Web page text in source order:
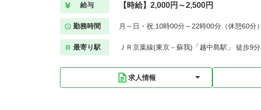
給与 【時給】2,000円～2,500円
勤務時間 月～日・祝:10時00分～22時00分（休憩60分）
最寄り駅 ＪＲ京葉線(東京－蘇我)「越中島駅」 徒歩9分
求人情報